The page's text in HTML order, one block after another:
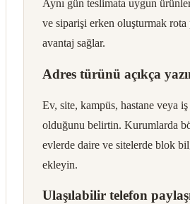
Aynı gün teslimata uygun
ve siparişi erken oluşturmak rota
avantaj sağlar.
Adres türünü açıkça
Ev, site, kampüs, hastane veya
olduğunu belirtin. Kurumlarda
evlerde daire ve sitelerde blok
ekleyin.
Ulaşılabilir telefon